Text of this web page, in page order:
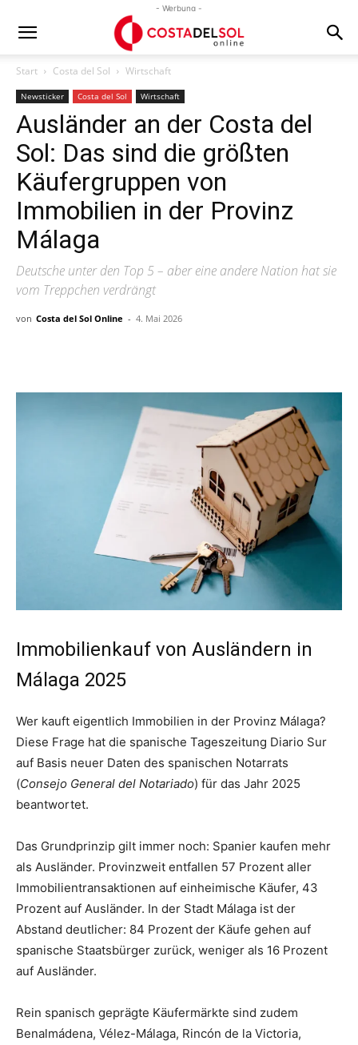
- Werbung -
Start Costa del Sol Wirtschaft
Newsticker Costa del Sol Wirtschaft
Ausländer an der Costa del
Sol: Das sind die größten
Käufergruppen von
Immobilien in der Provinz
Málaga
Deutsche unter den Top 5 – aber eine andere Nation hat sie
vom Treppchen verdrängt
von Costa del Sol Online - 4. Mai 2026
Immobilienkauf von Ausländern in
Málaga 2025
Wer kauft eigentlich Immobilien in der Provinz Málaga?
Diese Frage hat die spanische Tageszeitung Diario Sur
auf Basis neuer Daten des spanischen Notarrats
(Consejo General del Notariado) für das Jahr 2025
beantwortet.
Das Grundprinzip gilt immer noch: Spanier kaufen mehr
als Ausländer. Provinzweit entfallen 57 Prozent aller
Immobilientransaktionen auf einheimische Käufer, 43
Prozent auf Ausländer. In der Stadt Málaga ist der
Abstand deutlicher: 84 Prozent der Käufe gehen auf
spanische Staatsbürger zurück, weniger als 16 Prozent
auf Ausländer.
Rein spanisch geprägte Käufermärkte sind zudem
Benalmádena, Vélez-Málaga, Rincón de la Victoria,